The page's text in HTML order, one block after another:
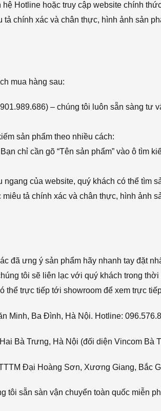
Hotline hoặc truy cập website chính
chính xác và chân thực, hình ảnh sản
mua hàng sau:
– chúng tôi luôn sẵn sàng tư
sản phẩm theo nhiều cách:
chỉ cần gõ “Tên sản phẩm” vào ô tìm
ngang của website, quý khách có thể tìm
tả chính xác và chân thực, hình ảnh
đã ưng ý sản phẩm hãy nhanh tay đặt
tôi sẽ liên lạc với quý khách trong
trực tiếp tới showroom để xem trực
Minh, Ba Đình, Hà Nội. Hotline:
Bà Trưng, Hà Nội (đối diện Vincom Bà
Đại Hoàng Sơn, Xương Giang, Bắc
tôi sẵn sàn vận chuyển toàn quốc miễn